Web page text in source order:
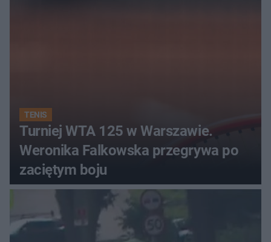
TENIS
Turniej WTA 125 w Warszawie.
Weronika Falkowska przegrywa po
zaciętym boju